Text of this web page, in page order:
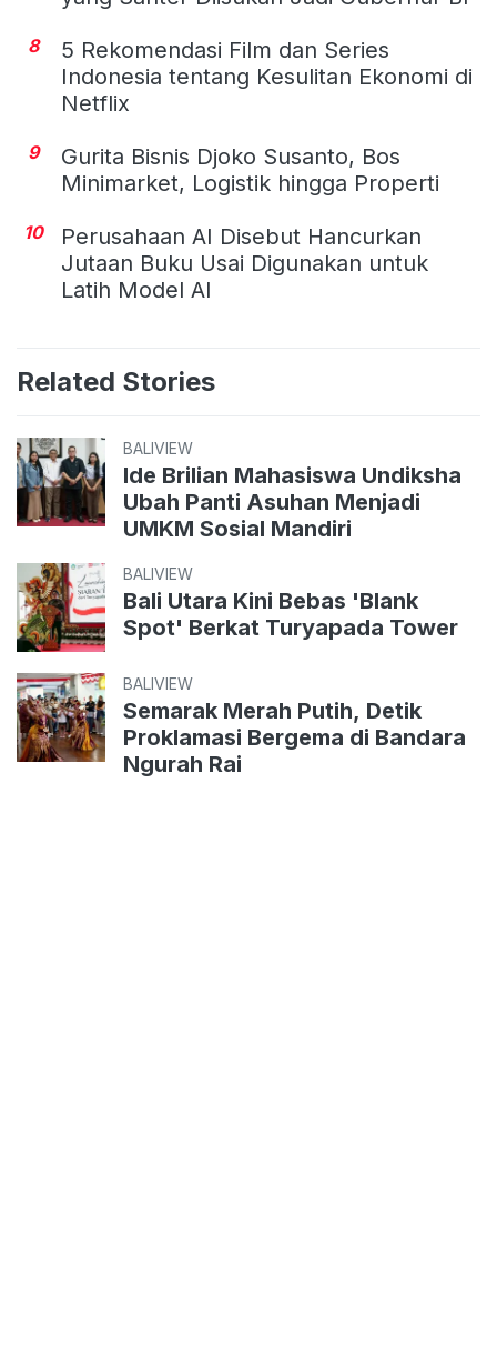
8
5 Rekomendasi Film dan Series
Indonesia tentang Kesulitan Ekonomi di
Netflix
9
Gurita Bisnis Djoko Susanto, Bos
Minimarket, Logistik hingga Properti
10
Perusahaan AI Disebut Hancurkan
Jutaan Buku Usai Digunakan untuk
Latih Model AI
Related Stories
BALIVIEW
Ide Brilian Mahasiswa Undiksha
Ubah Panti Asuhan Menjadi
UMKM Sosial Mandiri
BALIVIEW
Bali Utara Kini Bebas 'Blank
Spot' Berkat Turyapada Tower
BALIVIEW
Semarak Merah Putih, Detik
Proklamasi Bergema di Bandara
Ngurah Rai